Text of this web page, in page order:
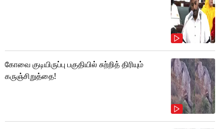
கோவை குடியிருப்பு பகுதியில் சுற்றித் திரியும்
கருஞ்சிறுத்தை!